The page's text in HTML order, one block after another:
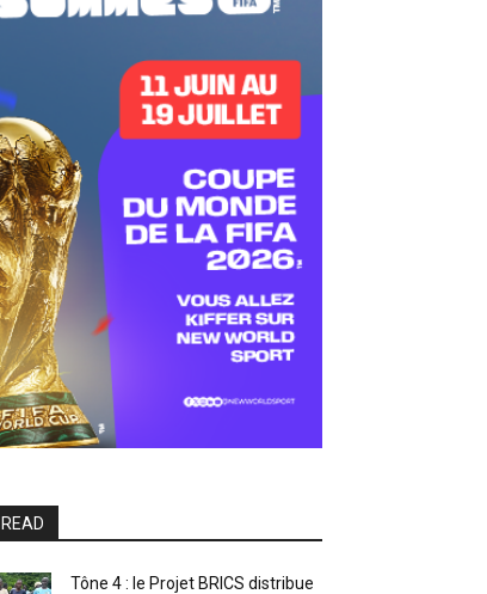
Tône 4 : le Projet BRICS distribue